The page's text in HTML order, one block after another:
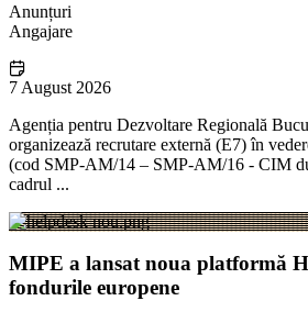
Anunțuri
Angajare
7 August 2026
Agenția pentru Dezvoltare Regională
organizează recrutare externă (E7) în
(cod SMP-AM/14 – SMP-AM/16 - CIM
cadrul ...
MIPE a lansat noua platformă
fondurile europene